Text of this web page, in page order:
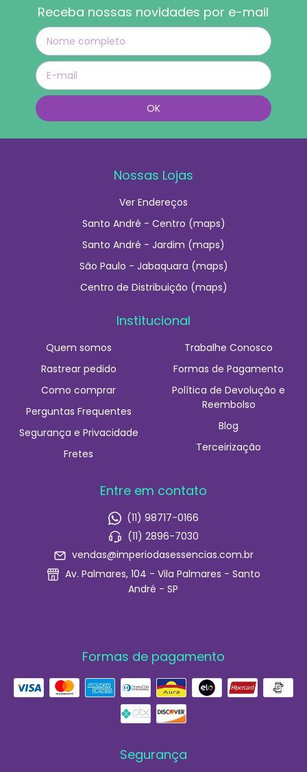
Receba nossas novidades por e-mail
Nossas Lojas
Ver Endereços
Santo André - Centro (maps)
Santo André - Jardim (maps)
São Paulo - Jabaquara (maps)
Centro de Distribuição (maps)
Institucional
Quem somos
Rastrear pedido
Como comprar
Perguntas Frequentes
Segurança e Privacidade
Fretes
Trabalhe Conosco
Formas de Pagamento
Política de Devolução e
Reembolso
Blog
Terceirização
Entre em contato
(11) 98717-0166
(11) 2896-7030
vendas@imperiodasessencias.com.br
Av. Palmares, 104 - Vila Palmares - Santo
André - SP
Formas de pagamento
Segurança